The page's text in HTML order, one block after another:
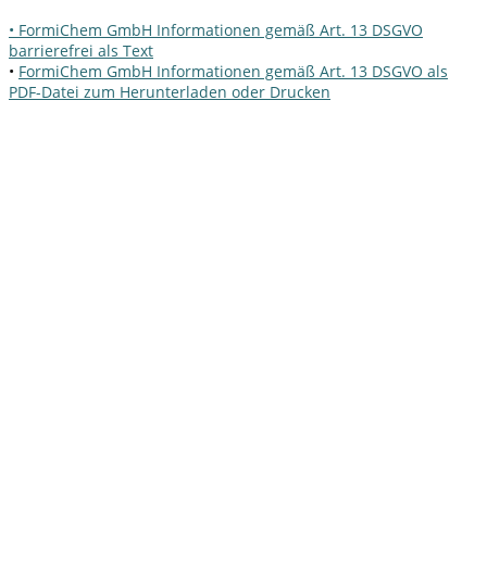
​• FormiChem GmbH Informationen gemäß Art. 13 DSGVO
barrierefrei als Text
• FormiChem GmbH Informationen gemäß Art. 13 DSGVO als
PDF-Datei zum Herunterladen oder Drucken